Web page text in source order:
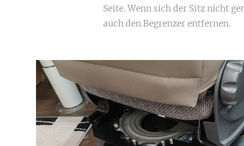
Seite.Wenn sich der Sitz nicht
auch den Begrenzer entfernen.